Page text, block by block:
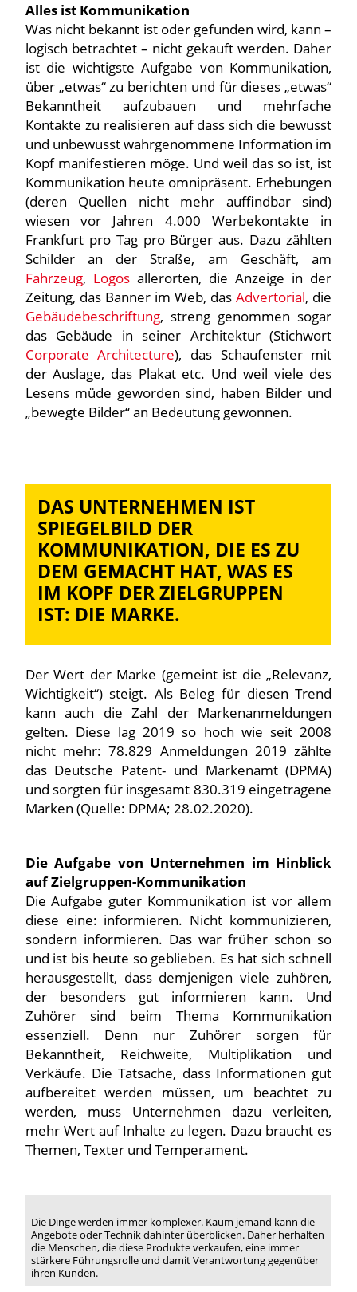
Alles ist Kommunikation
Was nicht bekannt ist oder gefunden wird, kann –
logisch betrachtet – nicht gekauft werden. Daher
ist die wichtigste Aufgabe von Kommunikation,
über „etwas“ zu berichten und für dieses „etwas“
Bekanntheit aufzubauen und mehrfache
Kontakte zu realisieren auf dass sich die bewusst
und unbewusst wahrgenommene Information im
Kopf manifestieren möge. Und weil das so ist, ist
Kommunikation heute omnipräsent. Erhebungen
(deren Quellen nicht mehr auffindbar sind)
wiesen vor Jahren 4.000 Werbekontakte in
Frankfurt pro Tag pro Bürger aus. Dazu zählten
Schilder an der Straße, am Geschäft, am
Fahrzeug, Logosallerorten, die Anzeige in der
Zeitung, das Banner im Web, dasAdvertorial, die
Gebäudebeschriftung, streng genommen sogar
das Gebäude in seiner Architektur (Stichwort
Corporate Architecture), das Schaufenster mit
der Auslage, das Plakat etc. Und weil viele des
Lesens müde geworden sind, haben Bilder und
„bewegte Bilder“ an Bedeutung gewonnen.
DAS UNTERNEHMEN IST
SPIEGELBILD DER
KOMMUNIKATION, DIE ES ZU
DEM GEMACHT HAT, WAS ES
IM KOPF DER ZIELGRUPPEN
IST: DIE MARKE.
Der Wert der Marke (gemeint ist die „Relevanz,
Wichtigkeit“) steigt. Als Beleg für diesen Trend
kann auch die Zahl der Markenanmeldungen
gelten. Diese lag 2019 so hoch wie seit 2008
nicht mehr: 78.829 Anmeldungen 2019 zählte
das Deutsche Patent- und Markenamt (DPMA)
und sorgten für insgesamt 830.319 eingetragene
Marken (Quelle: DPMA; 28.02.2020).
Die Aufgabe von Unternehmen im Hinblick
auf Zielgruppen-Kommunikation
Die Aufgabe guter Kommunikation ist vor allem
diese eine: informieren. Nicht kommunizieren,
sondern informieren. Das war früher schon so
und ist bis heute so geblieben. Es hat sich schnell
herausgestellt, dass demjenigen viele zuhören,
der besonders gut informieren kann. Und
Zuhörer sind beim Thema Kommunikation
essenziell. Denn nur Zuhörer sorgen für
Bekanntheit, Reichweite, Multiplikation und
Verkäufe. Die Tatsache, dass Informationen gut
aufbereitet werden müssen, um beachtet zu
werden, muss Unternehmen dazu verleiten,
mehr Wert auf Inhalte zu legen. Dazu braucht es
Themen, Texter und Temperament.
Die Dinge werden immer komplexer. Kaum jemand kann die
Angebote oder Technik dahinter überblicken. Daher herhalten
die Menschen, die diese Produkte verkaufen, eine immer
stärkere Führungsrolle und damit Verantwortung gegenüber
ihren Kunden.